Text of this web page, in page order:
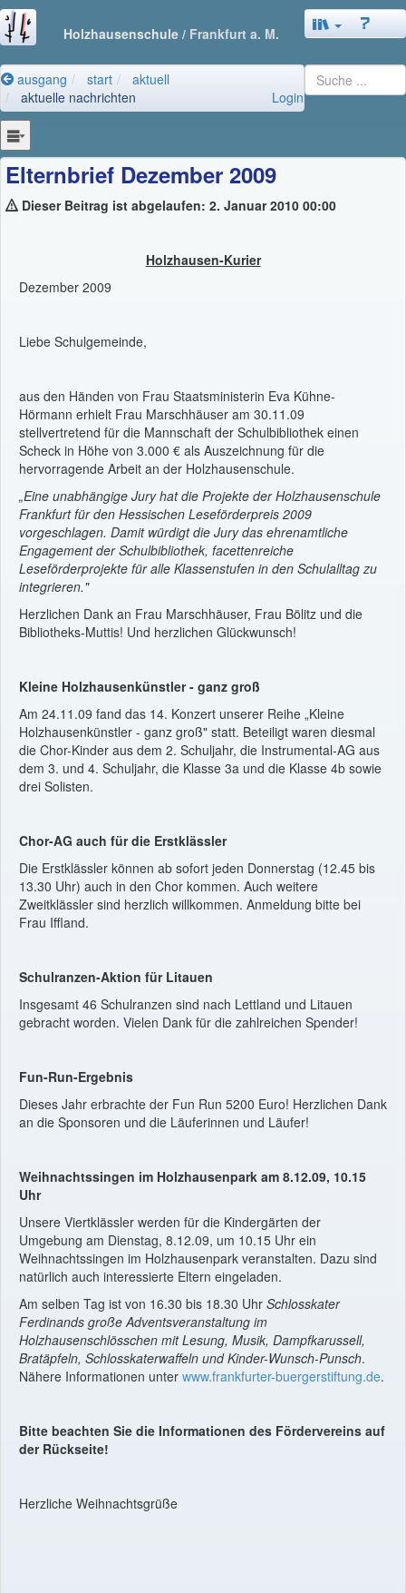
Holzhausenschule / Frankfurt a. M.
ausgang start
aktuell
aktuelle nachrichten
Login
Elternbrief Dezember 2009
Dieser Beitrag ist abgelaufen: 2. Januar 2010 00:00
Holzhausen-Kurier
Dezember 2009
Liebe Schulgemeinde,
aus den Händen von Frau Staatsministerin Eva Kühne-
Hörmann erhielt Frau Marschhäuser am 30.11.09
stellvertretend für die Mannschaft der Schulbibliothek einen
Scheck in Höhe von 3.000 € als Auszeichnung für die
hervorragende Arbeit an der Holzhausenschule.
„Eine unabhängige Jury hat die Projekte der Holzhausenschule
Frankfurt für den Hessischen Leseförderpreis 2009
vorgeschlagen. Damit würdigt die Jury das ehrenamtliche
Engagement der Schulbibliothek, facettenreiche
Leseförderprojekte für alle Klassenstufen in den Schulalltag zu
integrieren."
Herzlichen Dank an Frau Marschhäuser, Frau Bölitz und die
Bibliotheks-Muttis! Und herzlichen Glückwunsch!
Kleine Holzhausenkünstler - ganz groß
Am 24.11.09 fand das 14. Konzert unserer Reihe „Kleine
Holzhausenkünstler - ganz groß" statt. Beteiligt waren diesmal
die Chor-Kinder aus dem 2. Schuljahr, die Instrumental-AG aus
dem 3. und 4. Schuljahr, die Klasse 3a und die Klasse 4b sowie
drei Solisten.
Chor-AG auch für die Erstklässler
Die Erstklässler können ab sofort jeden Donnerstag (12.45 bis
13.30 Uhr) auch in den Chor kommen. Auch weitere
Zweitklässler sind herzlich willkommen. Anmeldung bitte bei
Frau Iffland.
Schulranzen-Aktion für Litauen
Insgesamt 46 Schulranzen sind nach Lettland und Litauen
gebracht worden. Vielen Dank für die zahlreichen Spender!
Fun-Run-Ergebnis
Dieses Jahr erbrachte der Fun Run 5200 Euro! Herzlichen Dank
an die Sponsoren und die Läuferinnen und Läufer!
Weihnachtssingen im Holzhausenpark am 8.12.09, 10.15
Uhr
Unsere Viertklässler werden für die Kindergärten der
Umgebung am Dienstag, 8.12.09, um 10.15 Uhr ein
Weihnachtssingen im Holzhausenpark veranstalten. Dazu sind
natürlich auch interessierte Eltern eingeladen.
Am selben Tag ist von 16.30 bis 18.30 Uhr Schlosskater
Ferdinands große Adventsveranstaltung im
Holzhausenschlösschen mit Lesung, Musik, Dampfkarussell,
Bratäpfeln, Schlosskaterwaffeln und Kinder-Wunsch-Punsch.
Nähere Informationen unter www.frankfurter-buergerstiftung.de.
Bitte beachten Sie die Informationen des Fördervereins auf
der Rückseite!
Herzliche Weihnachtsgrüße